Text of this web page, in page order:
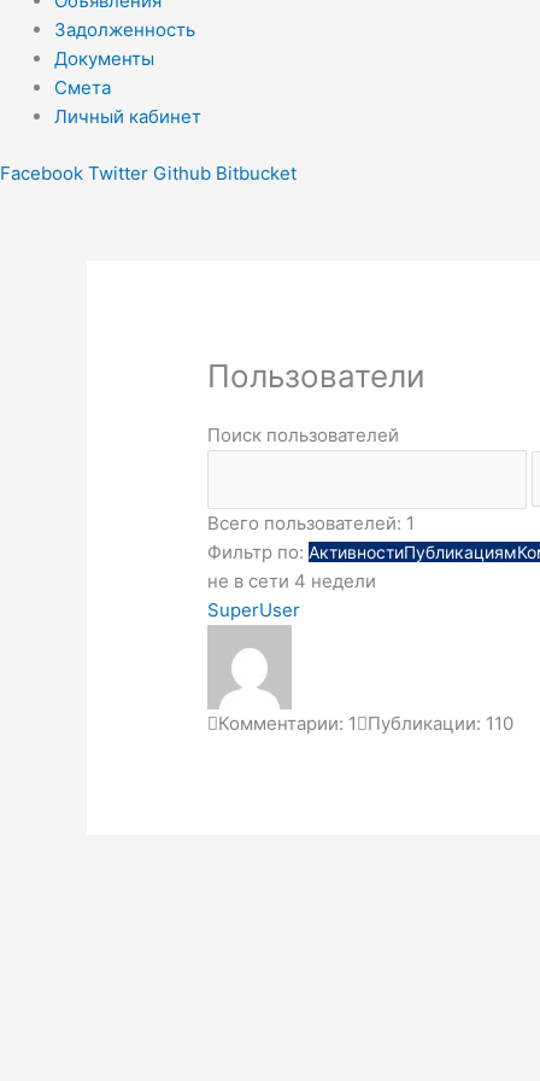
Задолженность
Документы
Смета
Личный кабинет
Facebook Twitter Github Bitbucket
Пользователи
Поиск пользователей
Всего пользователей: 1
Фильтр по:АктивностиПубликациям
не в сети 4 недели
SuperUser
Комментарии: 1 Публикации: 110